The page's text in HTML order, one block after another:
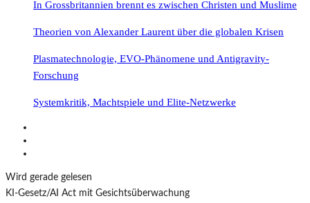
In Grossbritannien brennt es zwischen Christen und Muslime
Theorien von Alexander Laurent über die globalen Krisen
Plasmatechnologie, EVO-Phänomene und Antigravity-
Forschung
Systemkritik, Machtspiele und Elite-Netzwerke
Wird gerade gelesen
KI-Gesetz/AI Act mit Gesichtsüberwachung